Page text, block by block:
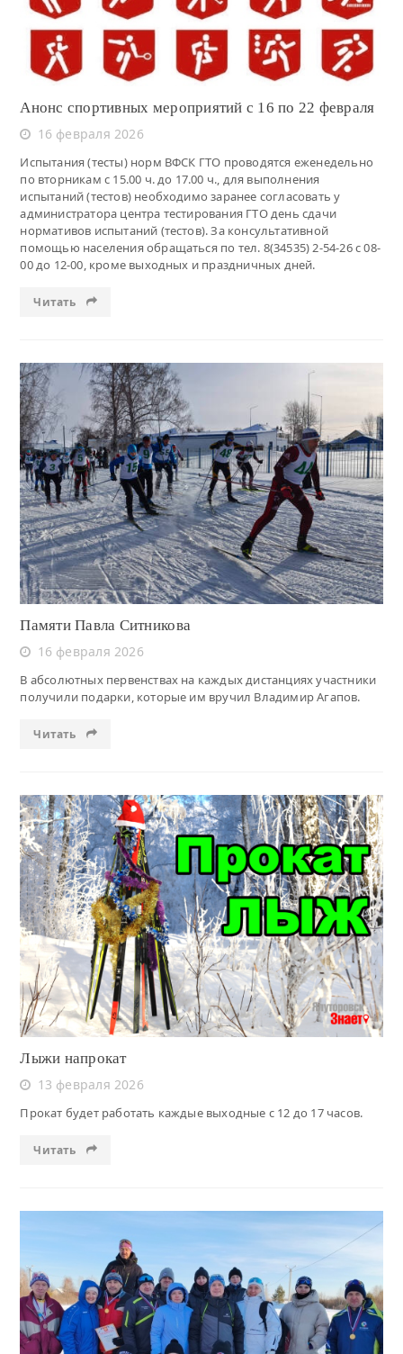
Анонс спортивных мероприятий с 16 по 22 февраля
16 февраля 2026
Испытания (тесты) норм ВФСК ГТО проводятся еженедельно
по вторникам с 15.00 ч. до 17.00 ч., для выполнения
испытаний (тестов) необходимо заранее согласовать у
администратора центра тестирования ГТО день сдачи
нормативов испытаний (тестов). За консультативной
помощью населения обращаться по тел. 8(34535) 2-54-26 с 08-
00 до 12-00, кроме выходных и праздничных дней.
Читать
Читать
Памяти Павла Ситникова
16 февраля 2026
В абсолютных первенствах на каждых дистанциях участники
получили подарки, которые им вручил Владимир Агапов.
Читать
Читать
Лыжи напрокат
13 февраля 2026
Прокат будет работать каждые выходные с 12 до 17 часов.
Читать
Читать